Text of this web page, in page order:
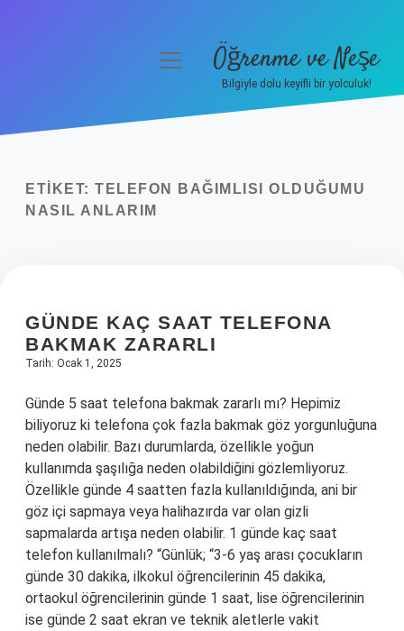
Yasal Uyarı
menüyüÖğrenme ve Neşe
Bilgiyle dolu keyifli bir yolculuk!
ETIKET: TELEFON BAĞIMLISI OLDUĞUMU
NASIL ANLARIM
GÜNDE KAÇ SAAT TELEFONA
BAKMAK ZARARLI
Tarih: Ocak 1, 2025
Günde 5 saat telefona bakmak zararlı mı? Hepimiz
biliyoruz ki telefona çok fazla bakmak göz yorgunluğuna
neden olabilir. Bazı durumlarda, özellikle yoğun
kullanımda şaşılığa neden olabildiğini gözlemliyoruz.
Özellikle günde 4 saatten fazla kullanıldığında, ani bir
göz içi sapmaya veya halihazırda var olan gizli
sapmalarda artışa neden olabilir. 1 günde kaç saat
telefon kullanılmalı? “Günlük; “3-6 yaş arası çocukların
günde 30 dakika, ilkokul öğrencilerinin 45 dakika,
ortaokul öğrencilerinin günde 1 saat, lise öğrencilerinin
ise günde 2 saat ekran ve teknik aletlerle vakit